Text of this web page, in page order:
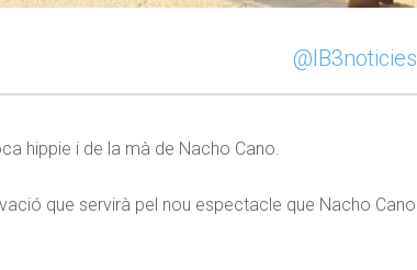
@IB3noticies
hippie i de la mà de Nacho Cano.
que servirà pel nou espectacle que Nacho Cano